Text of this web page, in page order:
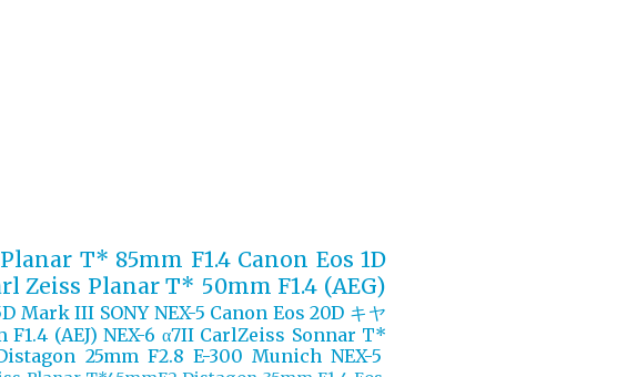
T* 85mm F1.4 Canon Eos 1D
Zeiss Planar T* 50mm F1.4 (AEG)
Mark III SONY NEX-5 Canon Eos 20D キヤ
(AEJ) NEX-6 α7II CarlZeiss Sonnar T*
25mm F2.8 E-300 Munich NEX-5